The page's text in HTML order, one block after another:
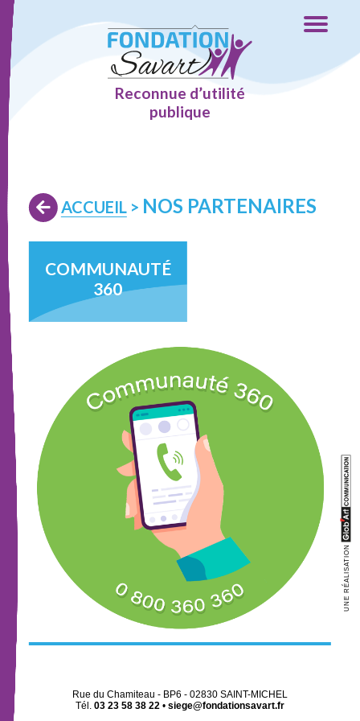
UNE RÉALISATION
Reconnue d’utilité
publique
ACCUEIL> NOS PARTENAIRES
COMMUNAUTÉ
360
Rue du Chamiteau - BP6 - 02830 SAINT-MICHEL
Tél. 03 23 58 38 22 • siege@fondationsavart.fr